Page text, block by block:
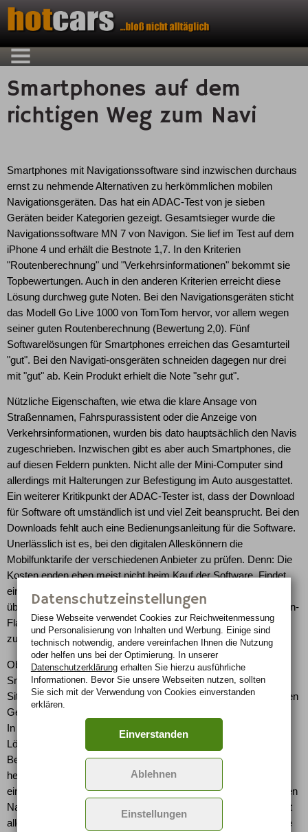
Smartphones auf dem
richtigen Weg zum Navi
Smartphones mit Navigationssoftware sind inzwischen durchaus
ernst zu nehmende Alternativen zu herkömmlichen mobilen
Navigationsgeräten. Das hat ein ADAC-Test von je sieben
Geräten beider Kategorien gezeigt. Gesamtsieger wurde die
Navigationssoftware MN 7 von Navigon. Sie lief im Test auf dem
iPhone 4 und erhält die Bestnote 1,7. In den Kriterien
"Routenberechnung" und "Verkehrsinformationen" bekommt sie
Topbewertungen. Auch in den anderen Kriterien erreicht diese
Lösung durchweg gute Noten. Bei den Navigationsgeräten sticht
das Modell Go Live 1000 von TomTom hervor, vor allem wegen
seiner guten Routenberechnung (Bewertung 2,0). Fünf
Softwarelösungen für Smartphones erreichen das Gesamturteil
"gut". Bei den Navigati-onsgeräten schneiden dagegen nur drei
mit "gut" ab. Kein Produkt erhielt die Note "sehr gut".
Nützliche Eigenschaften, wie etwa die klare Ansage von
Straßennamen, Fahrspurassistent oder die Anzeige von
Verkehrsinformationen, wurden bis dato hauptsächlich den Navis
zugeschrieben. Inzwischen gibt es aber auch Smartphones, die
auf diesen Feldern punkten. Nicht alle der Mini-Computer sind
allerdings mit Halterungen zur Befestigung im Auto ausgestattet.
Ein weiterer Kritikpunkt der ADAC-Tester ist, dass der Download
für Software oft umständlich ist und viel Zeit beansprucht. Bei den
Downloads fehlt auch eine Bedienungsanleitung für die Software.
Unerlässlich ist es, bei den digitalen Alleskönnern die
Mobilfunktarife der verschiedenen Anbieter zu prüfen. Denn: Die
Kosten enden eben meist nicht beim Kauf der Software. Findet
ein Datentransport für Verkehrsinformationen oder Kartendaten
über das Funknetz statt, kann es teuer werden. Wer keine Daten-
Flatrate hat, zahlt extra. Falls im Ausland navigiert wird, fallen
zusätzlich hohe Roamingkosten an.
Ob man sich für ein herkömmliches Navi entscheidet oder ein
Smartphone als Wegweiser nutzt, hängt von der persönlichen
Situation ab: Wird die Navigation für den Urlaub und den täglichen
Gebrauch benötigt, empfiehlt sich ein mobiles Navigationsgerät.
In diesem Fall ist es die praktikablere und meist günstigere
Lösung. Auch wer keine Zeit oder keine Lust zur intensiven
Beschäftigung mit den Programmen hat, sollte eher zu den
herkömmlichen Navigationsgeräten greifen. Ist allerdings schon
ein Smartphone vorhanden, ist der Erwerb einer dazu passenden
Navigationssoftware sinnvoll und wirtschaftlich. Zu bedenken ist
allerdings, dass ein Smartphone in der Regel an eine bestimmte
Datenschutzeinstellungen
Diese Webseite verwendet Cookies zur Reichweiten­messung
und Personalisierung von Inhalten und Werbung. Einige sind
technisch notwendig, andere vereinfachen Ihnen die Nutzung
oder helfen uns bei der Optimierung. In unserer
Datenschutzerklärungerhalten Sie hierzu ausführliche
Informationen. Bevor Sie unsere Webseiten nutzen, sollten
Sie sich mit der Verwendung von Cookies einverstanden
erklären.
Einverstanden
Ablehnen
Einstellungen